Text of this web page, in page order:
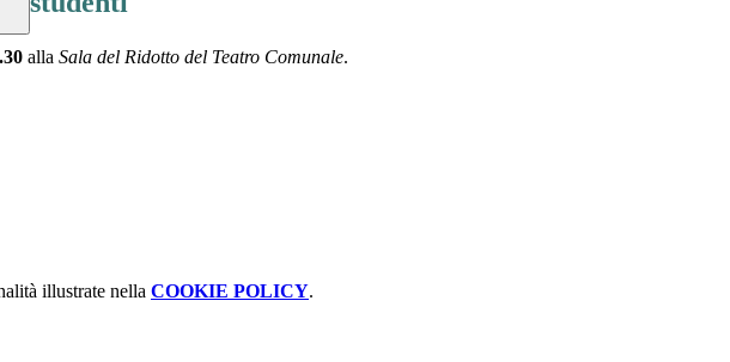
alla Sala del Ridotto del Teatro Comunale.
illustrate nella COOKIE POLICY.